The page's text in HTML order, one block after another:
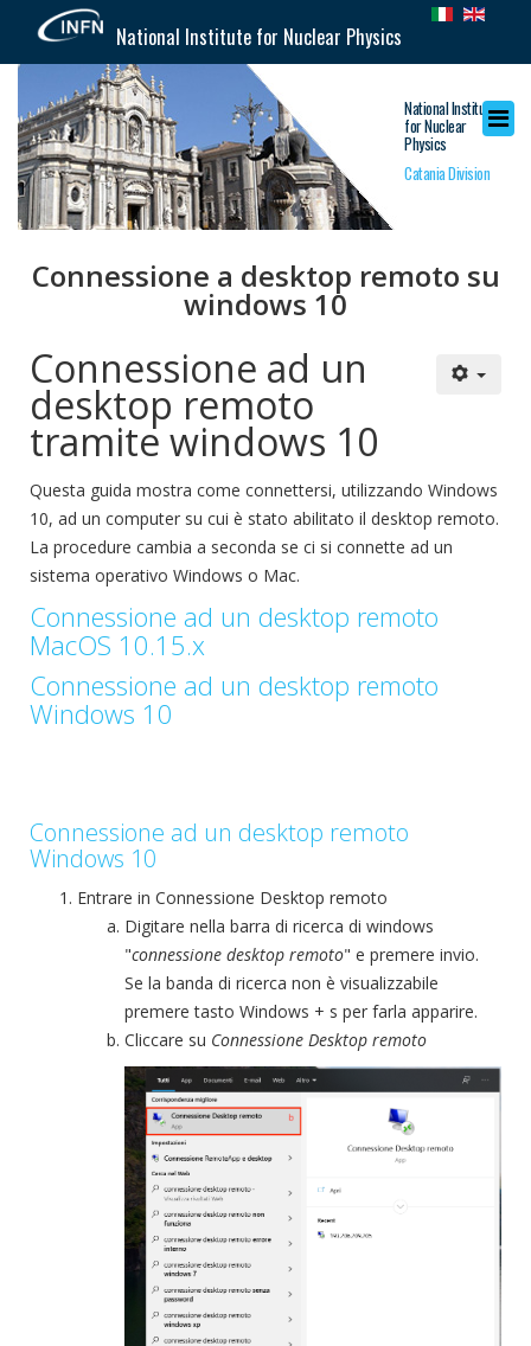
National Institute for Nuclear Physics
National Institute
for Nuclear
Physics
Catania Division
Connessione a desktop remoto su
windows 10
Connessione ad un
desktop remoto
tramite windows 10
Questa guida mostra come connettersi, utilizzando Windows
10, ad un computer su cui è stato abilitato il desktop remoto.
La procedure cambia a seconda se ci si connette ad un
sistema operativo Windows o Mac.
Connessione ad un desktop remoto
MacOS 10.15.x
Connessione ad un desktop remoto
Windows 10
Connessione ad un desktop remoto
Windows 10
Entrare in Connessione Desktop remoto
Digitare nella barra di ricerca di windows
"connessione desktop remoto" e premere invio.
Se la banda di ricerca non è visualizzabile
premere tasto Windows + s per farla apparire.
Cliccare su Connessione Desktop remoto